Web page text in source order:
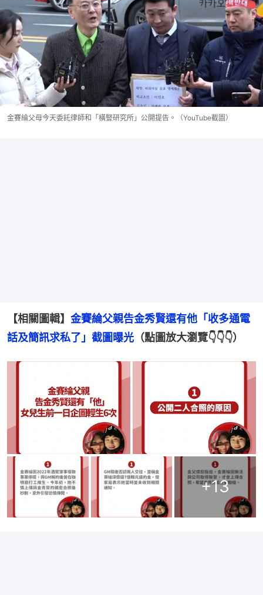
金賽綸父母今天委託律師和「橫豎研究所」公開提告。（YouTube截圖）
【相關圖輯】 金賽綸父親告金秀賢還有他「收多通電
話及簡訊求私了」截圖曝光 （點圖放大瀏覽👇👇👇）
+13